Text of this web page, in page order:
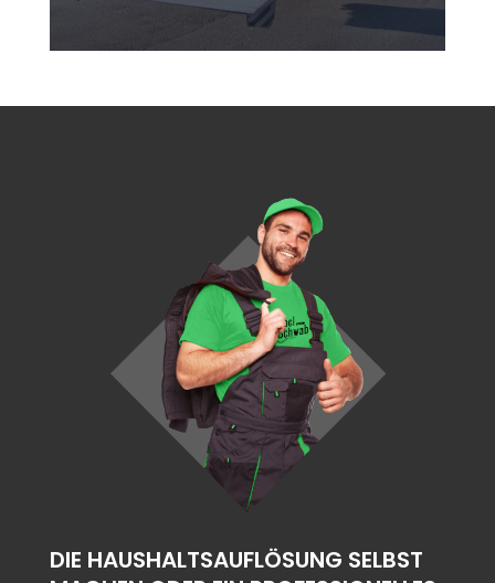
DIE HAUSHALTSAUFLÖSUNG SELBST